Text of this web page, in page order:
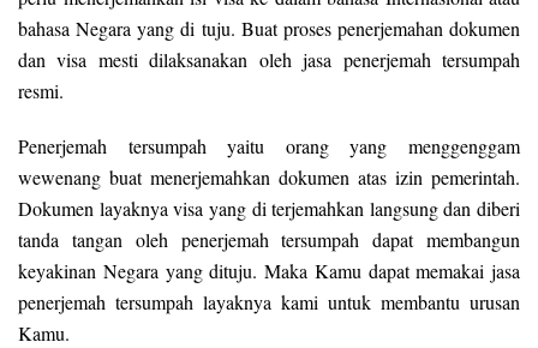
bahasa Negara yang di tuju. Buat proses penerjemahan dokumen
dan visa mesti dilaksanakan oleh jasa penerjemah tersumpah
resmi.
Penerjemah tersumpah yaitu orang yang menggenggam
wewenang buat menerjemahkan dokumen atas izin pemerintah.
Dokumen layaknya visa yang di terjemahkan langsung dan diberi
tanda tangan oleh penerjemah tersumpah dapat membangun
keyakinan Negara yang dituju. Maka Kamu dapat memakai jasa
penerjemah tersumpah layaknya kami untuk membantu urusan
Kamu.